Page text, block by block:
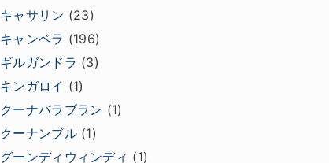
キャサリン (23)
キャンベラ (196)
ギルガンドラ (3)
キンガロイ (1)
クーナバラブラン (1)
クーナンブル(1)
グーンディウィンディ (1)